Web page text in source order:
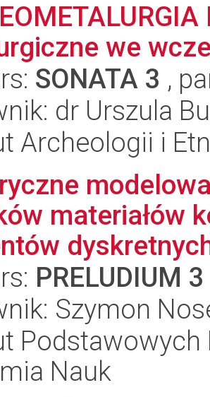
we
SONATA 3 ,
dr Urszula
Archeologii i
materiałów
PRELUDIUM 3
Szymon
Nauk